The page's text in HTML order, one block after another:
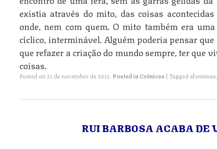
existia através do mito, das coisas
onde, nem com quem. O mito também era
cíclico, interminável. Alguém poderia pensar
que refazer a criação do mundo sempre, ter que
coisas.
Posted on21 de novembro de 2012. Posted inCrônicas | Tagged aforismas
RUI BARBOSA ACABA DE